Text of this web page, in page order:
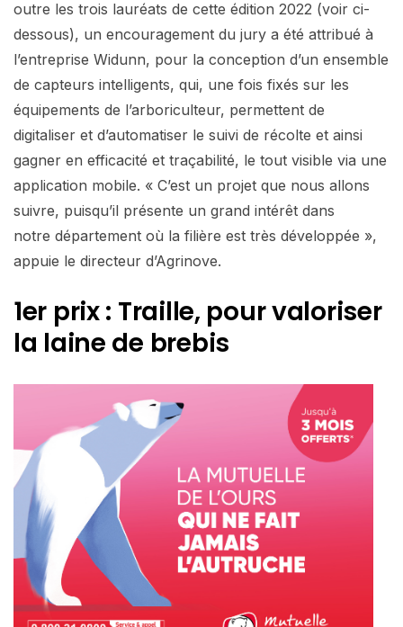
outre les trois lauréats de cette édition 2022 (voir ci-
dessous), un encouragement du jury a été attribué à
l’entreprise Widunn, pour la conception d’un ensemble
de capteurs intelligents, qui, une fois fixés sur les
équipements de l’arboriculteur, permettent de
digitaliser et d’automatiser le suivi de récolte et ainsi
gagner en efficacité et traçabilité, le tout visible via une
application mobile. « C’est un projet que nous allons
suivre, puisqu’il présente un grand intérêt dans
notre département où la filière est très développée »,
appuie le directeur d’Agrinove.
1er prix : Traille, pour valoriser
la laine de brebis